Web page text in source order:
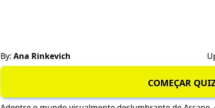
By: Ana Rinkevich
COMEÇAR